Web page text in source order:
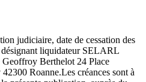
judiciaire, date de cessation des
désignant liquidateur SELARL
Berthelot 24 Place
Roanne.Les créances sont à